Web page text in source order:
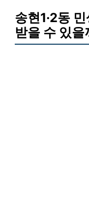
송현1·2동
받을 수 있을